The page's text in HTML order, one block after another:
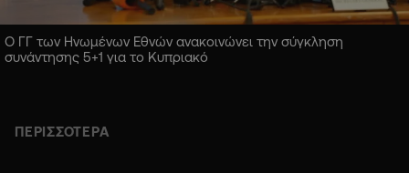
Ο ΓΓ των Ηνωμένων Εθνών ανακοινώνει την σύγκληση
συνάντησης 5+1 για το Κυπριακό
ΠΕΡΙΣΣΟΤΕΡΑ